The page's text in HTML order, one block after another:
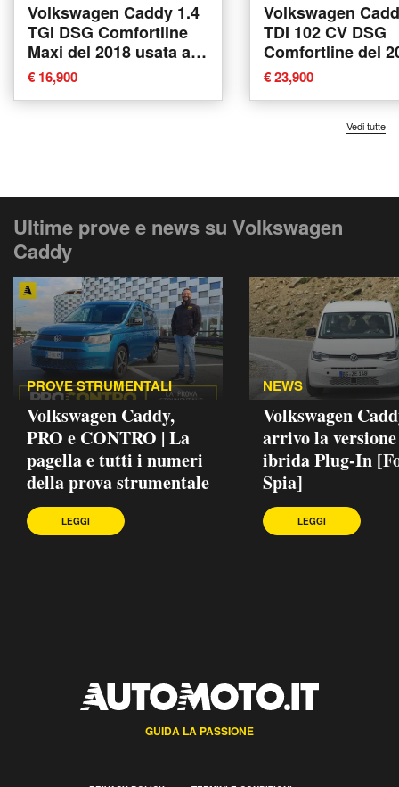
Volkswagen Caddy 1.4
TGI DSG Comfortline
Maxi del 2018 usata a
Villorba
€ 16,900
Volkswagen
TDI 102 CV DSG
Comfortline del
usata a Sassari
€ 23,900
Vedi tutte
Ultime prove e news su Volkswagen
Caddy
PROVE STRUMENTALI
Volkswagen Caddy,
PRO e CONTRO | La
pagella e tutti i numeri
della prova strumentale
LEGGI
NEWS
Volkswagen
arrivo la versione
ibrida Plug-In
Spia]
LEGGI
GUIDA LA PASSIONE